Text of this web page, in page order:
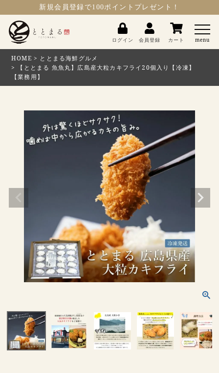
新規会員登録 で100ポイントプレゼント！
ログイン 会員登録 カート menu
HOME
ととまる海鮮グルメ
【ととまる 魚魚丸】広島産大粒カキフライ20個入り【冷凍】
【業務用】